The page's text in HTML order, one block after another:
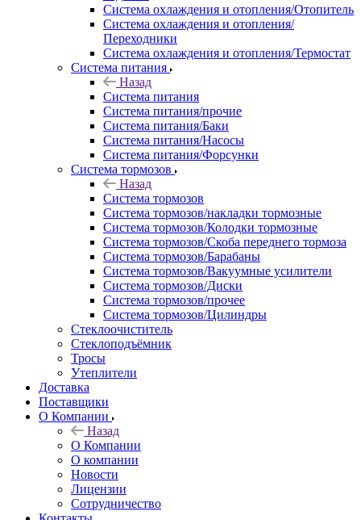
Система охлаждения и отопления/Отопитель
Система охлаждения и отопления/
Переходники
Система охлаждения и отопления/Термостат
Система питания
Назад
Система питания
Система питания/прочие
Система питания/Баки
Система питания/Насосы
Система питания/Форсунки
Система тормозов
Назад
Система тормозов
Система тормозов/накладки тормозные
Система тормозов/Колодки тормозные
Система тормозов/Скоба переднего тормоза
Система тормозов/Барабаны
Система тормозов/Вакуумные усилители
Система тормозов/Диски
Система тормозов/прочее
Система тормозов/Цилиндры
Стеклоочиститель
Стеклоподъёмник
Тросы
Утеплители
Доставка
Поставщики
О Компании
Назад
О Компании
О компании
Новости
Лицензии
Сотрудничество